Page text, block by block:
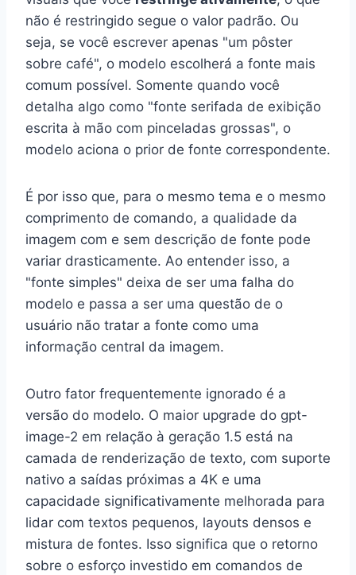
não é restringido segue o valor padrão. Ou
seja, se você escrever apenas "um pôster
sobre café", o modelo escolherá a fonte mais
comum possível. Somente quando você
detalha algo como "fonte serifada de exibição
escrita à mão com pinceladas grossas", o
modelo aciona o prior de fonte correspondente.
É por isso que, para o mesmo tema e o mesmo
comprimento de comando, a qualidade da
imagem com e sem descrição de fonte pode
variar drasticamente. Ao entender isso, a
"fonte simples" deixa de ser uma falha do
modelo e passa a ser uma questão de o
usuário não tratar a fonte como uma
informação central da imagem.
Outro fator frequentemente ignorado é a
versão do modelo. O maior upgrade do gpt-
image-2 em relação à geração 1.5 está na
camada de renderização de texto, com suporte
nativo a saídas próximas a 4K e uma
capacidade significativamente melhorada para
lidar com textos pequenos, layouts densos e
mistura de fontes. Isso significa que o retorno
sobre o esforço investido em comandos de